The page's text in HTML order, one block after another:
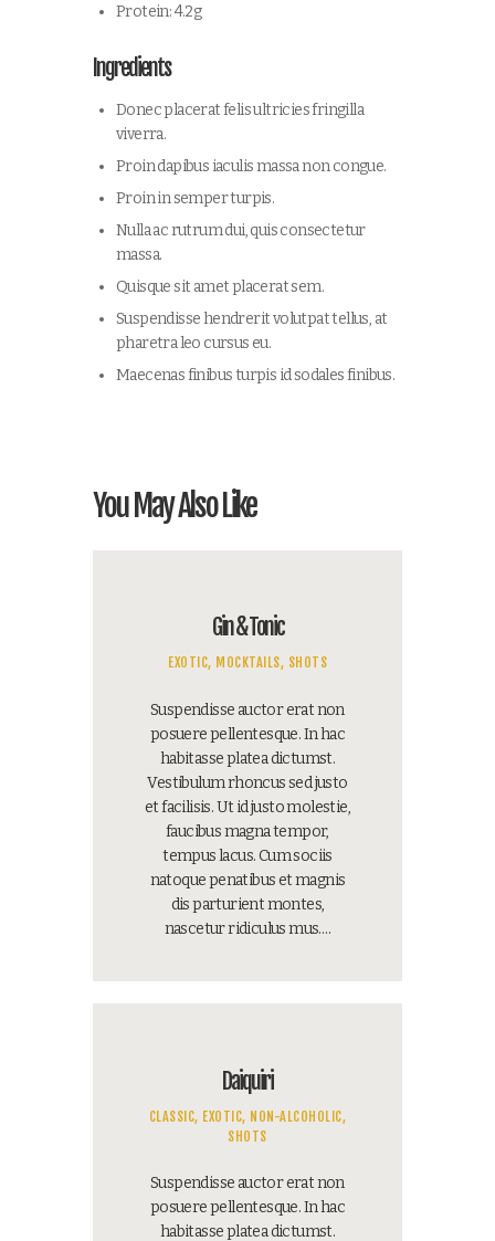
Protein: 4.2g
Ingredients
Donec placerat felis ultricies fringilla
viverra.
Proin dapibus iaculis massa non congue.
Proin in semper turpis.
Nulla ac rutrum dui, quis consectetur
massa.
Quisque sit amet placerat sem.
Suspendisse hendrerit volutpat tellus, at
pharetra leo cursus eu.
Maecenas finibus turpis id sodales finibus.
You May Also Like
Gin & Tonic
EXOTIC, MOCKTAILS, SHOTS
Suspendisse auctor erat non
posuere pellentesque. In hac
habitasse platea dictumst.
Vestibulum rhoncus sed justo
et facilisis. Ut id justo molestie,
faucibus magna tempor,
tempus lacus. Cum sociis
natoque penatibus et magnis
dis parturient montes,
nascetur ridiculus mus.…
Daiquiri
CLASSIC, EXOTIC, NON-ALCOHOLIC,
SHOTS
Suspendisse auctor erat non
posuere pellentesque. In hac
habitasse platea dictumst.